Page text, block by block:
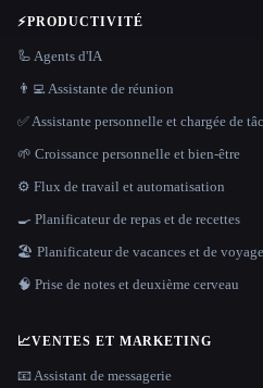
⚡PRODUCTIVITÉ
🦾 Agents d'IA
👨‍💻 Assistante de réunion
✅ Assistante personnelle et chargée de
🌱 Croissance personnelle et bien-être
⚙️ Flux de travail et automatisation
🍳 Planificateur de repas et de recettes
🏖 Planificateur de vacances et de
🧠 Prise de notes et deuxième cerveau
📈VENTES ET MARKETING
📧 Assistant de messagerie